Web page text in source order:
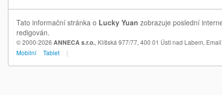
Tato informační stránka o Lucky Yuan zobrazuje poslední
redigován.
© 2000-2026 ANNECA s.r.o., Klíšská 977/77, 400 01 Ústí nad Labem,
Mobilní
Tablet |